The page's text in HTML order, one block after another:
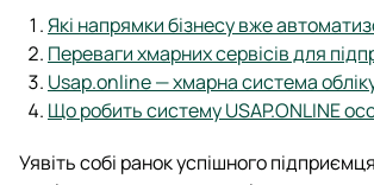
Які напрямки бізнесу вже
Переваги хмарних сервісів для
Usap.online — хмарна система
Що робить систему USAP.ONLINE
Уявіть собі ранок успішного